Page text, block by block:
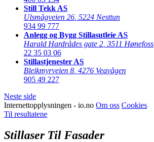
Still Tekk AS
Ulsmågveien 26 5224 Nesttun
934 99 777
Anlegg og Bygg Stillasutleie AS
Harald Hardrådes gate 2 3511 Hønefoss
22 35 03 06
Stillastjenester AS
Bleikmyrveien 8 4276 Veavågen
905 49 227
Neste side
Internettopplysningen - io.no Om oss Cookies
Til resultatene
Stillaser Til Fasader